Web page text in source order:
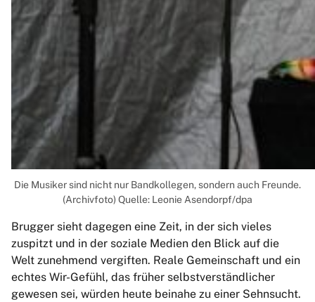
Die Musiker sind nicht nur Bandkollegen, sondern auch Freunde.
(Archivfoto) Quelle: Leonie Asendorpf/dpa
Brugger sieht dagegen eine Zeit, in der sich vieles
zuspitzt und in der soziale Medien den Blick auf die
Welt zunehmend vergiften. Reale Gemeinschaft und ein
echtes Wir-Gefühl, das früher selbstverständlicher
gewesen sei, würden heute beinahe zu einer Sehnsucht.